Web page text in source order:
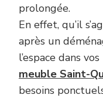
prolongée.
En effet, qu’il
après un
l’espace dans
meuble Saint-
besoins